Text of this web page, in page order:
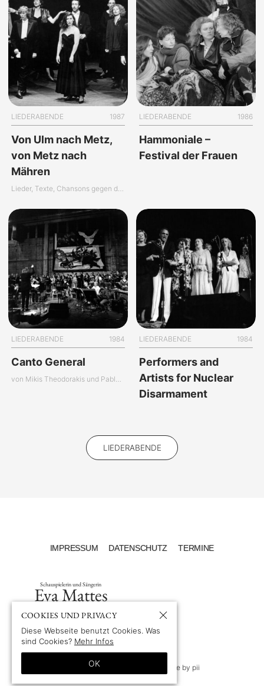
LIEDERABENDE 1987
Von Ulm nach Metz,
von Metz nach
Mähren
Lieder, Texte, Chansons gegen den Krieg aus drei Jahrhunderten
LIEDERABENDE 1986
Hammoniale –
Festival der Frauen
LIEDERABENDE 1984
Canto General
LIEDERABENDE 1984
Performers and
Artists for Nuclear
Disarmament
LIEDERABENDE
IMPRESSUM DATENSCHUTZ TERMINE
Schauspielerin und Sängerin
Eva Mattes
© 1969-2026 by Eva Mattes Site by pii
COOKIES UND PRIVACY
Diese Webseite benutzt Cookies. Was
sind Cookies? Mehr Infos
OK